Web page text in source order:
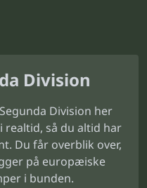
Division
Division her
realtid, så du altid har
Du får overblik over,
på europæiske
i bunden.